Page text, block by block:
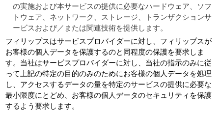
の実施および本サービスの提供に必要なハードウェア、ソフ
トウェア、ネットワーク、ストレージ、トランザクションサ
ービスおよび／または関連技術を提供します。
フィリップスはサービスプロバイダーに対し、フィリップスが
お客様の個人データを保護するのと同程度の保護を要求しま
す。当社はサービスプロバイダーに対し、当社の指示のみに従
って上記の特定の目的のみのためにお客様の個人データを処理
し、アクセスするデータの量を特定のサービスの提供に必要な
最小限度にとどめ、お客様の個人データのセキュリティを保護
するよう要求します。